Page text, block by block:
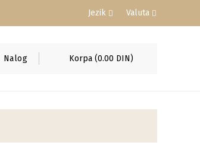
Jezik Valuta
Korpa (0.00 DIN)
Nalog